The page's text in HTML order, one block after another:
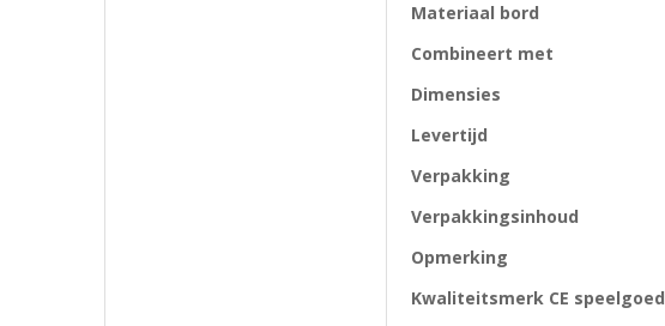
Materiaal bord
Combineert met
Dimensies
Levertijd
Verpakking
Verpakkingsinhoud
Opmerking
Kwaliteitsmerk CE speelgoed